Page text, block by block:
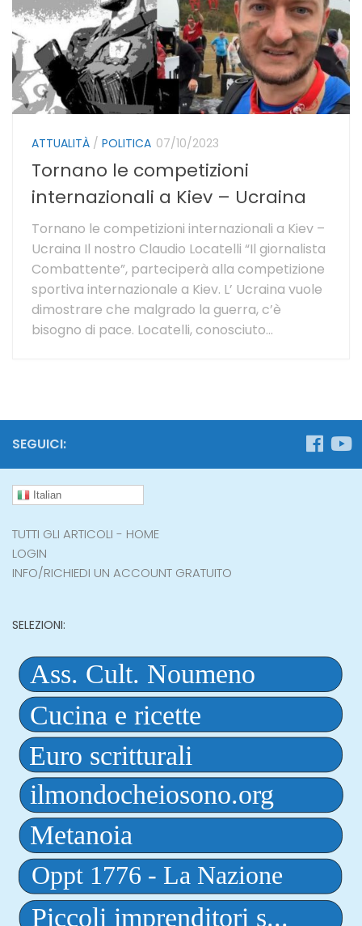
ATTUALITÀ / POLITICA 07/10/2023
Tornano le competizioni
internazionali a Kiev – Ucraina
Tornano le competizioni internazionali a Kiev –
Ucraina Il nostro Claudio Locatelli “Il giornalista
Combattente”, parteciperà alla competizione
sportiva internazionale a Kiev. L’ Ucraina vuole
dimostrare che malgrado la guerra, c’è
bisogno di pace. Locatelli, conosciuto...
SEGUICI:
Italian
TUTTI GLI ARTICOLI - HOME
LOGIN
INFO/RICHIEDI UN ACCOUNT GRATUITO
SELEZIONI: